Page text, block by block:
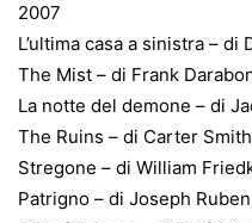
2007
L’ultima casa a sinistra –
The Mist – di Frank
La notte del demone – di
The Ruins – di Carter
Stregone – di William
Patrigno – di Joseph